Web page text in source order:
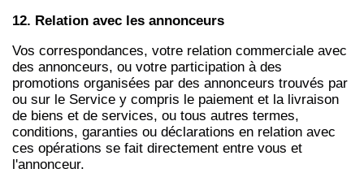
12. Relation avec les annonceurs
Vos correspondances, votre relation commerciale avec
des annonceurs, ou votre participation à des
promotions organisées par des annonceurs trouvés par
ou sur le Service y compris le paiement et la livraison
de biens et de services, ou tous autres termes,
conditions, garanties ou déclarations en relation avec
ces opérations se fait directement entre vous et
l'annonceur.